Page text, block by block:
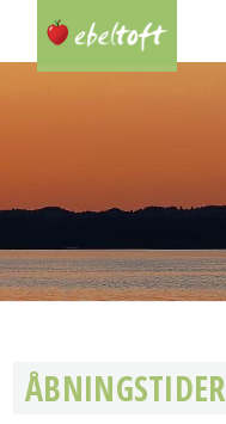
ÅBNINGSTIDER